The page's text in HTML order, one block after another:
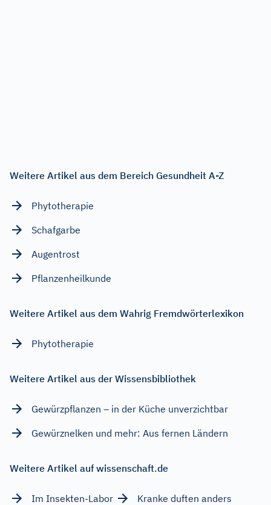
Weitere Artikel aus dem Bereich Gesundheit A-Z
Phytotherapie
Schafgarbe
Augentrost
Pflanzenheilkunde
Weitere Artikel aus dem Wahrig Fremdwörterlexikon
Phytotherapie
Weitere Artikel aus der Wissensbibliothek
Gewürzpflanzen – in der Küche unverzichtbar
Gewürznelken und mehr: Aus fernen Ländern
Weitere Artikel auf wissenschaft.de
Im Insekten-Labor
Kranke duften anders